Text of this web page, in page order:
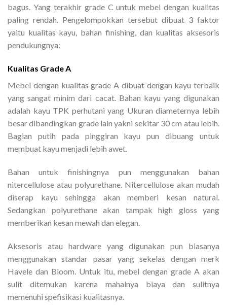
bagus. Yang terakhir grade C untuk mebel dengan kualitas
paling rendah. Pengelompokkan tersebut dibuat 3 faktor
yaitu kualitas kayu, bahan finishing, dan kualitas aksesoris
pendukungnya:
Kualitas Grade A
Mebel dengan kualitas grade A dibuat dengan kayu terbaik
yang sangat minim dari cacat. Bahan kayu yang digunakan
adalah kayu TPK perhutani yang Ukuran diameternya lebih
besar dibandingkan grade lain yakni sekitar 30 cm atau lebih.
Bagian putih pada pinggiran kayu pun dibuang untuk
membuat kayu menjadi lebih awet.
Bahan untuk finishingnya pun menggunakan bahan
nitercellulose atau polyurethane. Nitercellulose akan mudah
diserap kayu sehingga akan memberi kesan natural.
Sedangkan polyurethane akan tampak high gloss yang
memberikan kesan mewah dan elegan.
Aksesoris atau hardware yang digunakan pun biasanya
menggunakan standar pasar yang sekelas dengan merk
Havele dan Bloom. Untuk itu, mebel dengan grade A akan
sulit ditemukan karena mahalnya biaya dan sulitnya
memenuhi spefisikasi kualitasnya.